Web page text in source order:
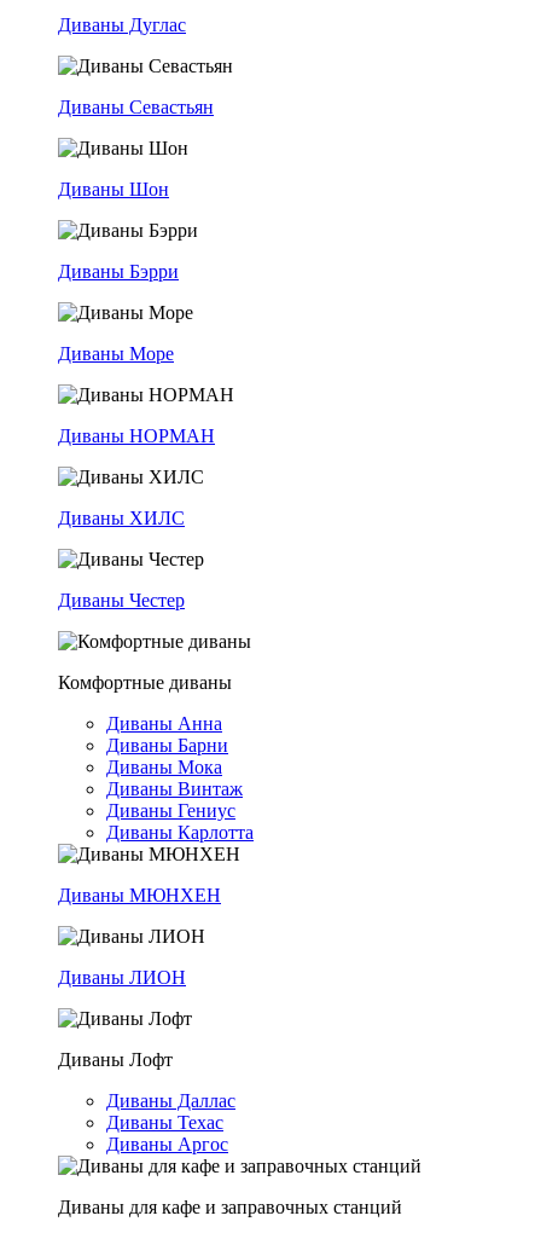
Диваны Дуглас
Диваны Севастьян
Диваны Шон
Диваны Бэрри
Диваны Море
Диваны НОРМАН
Диваны ХИЛС
Диваны Честер
Комфортные диваны
Диваны Анна
Диваны Барни
Диваны Мока
Диваны Винтаж
Диваны Гениус
Диваны Карлотта
Диваны МЮНХЕН
Диваны ЛИОН
Диваны Лофт
Диваны Даллас
Диваны Техас
Диваны Аргос
Диваны для кафе и заправочных станций